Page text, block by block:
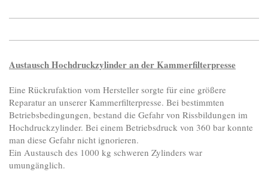
Austausch Hochdruckzylinder an der Kammerfilterpresse
Eine Rückrufaktion vom Hersteller sorgte für eine größere
Reparatur an unserer Kammerfilterpresse. Bei bestimmten
Betriebsbedingungen, bestand die Gefahr von Rissbildungen im
Hochdruckzylinder. Bei einem Betriebsdruck von 360 bar konnte
man diese Gefahr nicht ignorieren.
Ein Austausch des 1000 kg schweren Zylinders war
umungänglich.